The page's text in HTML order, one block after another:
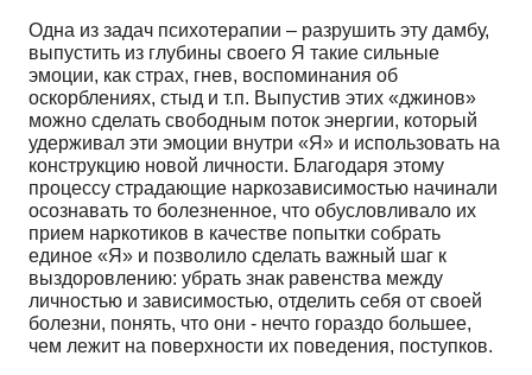
Одна из задач психотерапии – разрушить эту дамбу,
выпустить из глубины своего Я такие сильные
эмоции, как страх, гнев, воспоминания об
оскорблениях, стыд и т.п. Выпустив этих «джинов»
можно сделать свободным поток энергии, который
удерживал эти эмоции внутри «Я» и использовать на
конструкцию новой личности. Благодаря этому
процессу страдающие наркозависимостью начинали
осознавать то болезненное, что обусловливало их
прием наркотиков в качестве попытки собрать
единое «Я» и позволило сделать важный шаг к
выздоровлению: убрать знак равенства между
личностью и зависимостью, отделить себя от своей
болезни, понять, что они - нечто гораздо большее,
чем лежит на поверхности их поведения, поступков.